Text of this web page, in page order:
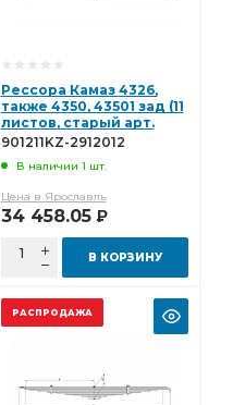
Рессора Камаз 4326,
также 4350, 43501 зад (11
листов, старый арт.
4326-2912012) L=1800мм
901211KZ-2912012
В наличии 1 шт.
Цена в Ярославль
34 458.05 Р
В КОРЗИНУ
РАСПРОДАЖА